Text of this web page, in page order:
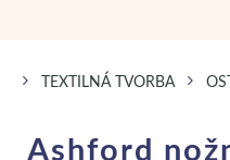
TEXTILNÁ TVORBA
Ashford